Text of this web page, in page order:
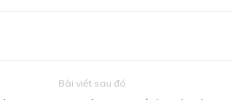
Bài viết sau đó